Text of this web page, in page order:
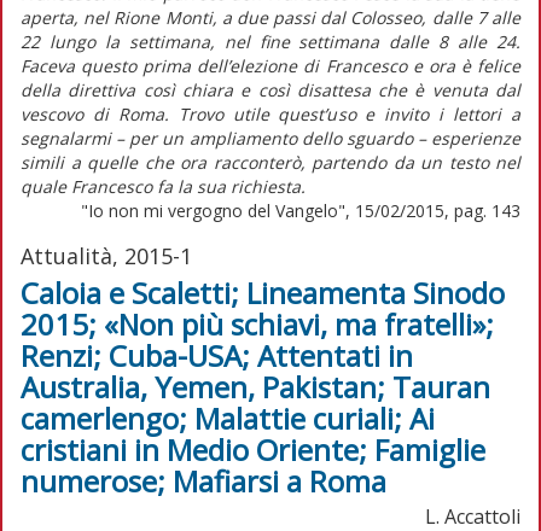
aperta, nel Rione Monti, a due passi dal Colosseo, dalle 7 alle
22 lungo la settimana, nel fine settimana dalle 8 alle 24.
Faceva questo prima dell’elezione di Francesco e ora è felice
della direttiva così chiara e così disattesa che è venuta dal
vescovo di Roma. Trovo utile quest’uso e invito i lettori a
segnalarmi – per un ampliamento dello sguardo – esperienze
simili a quelle che ora racconterò, partendo da un testo nel
quale Francesco fa la sua richiesta.
"Io non mi vergogno del Vangelo", 15/02/2015, pag. 143
Attualità, 2015-1
Caloia e Scaletti; Lineamenta Sinodo
2015; «Non più schiavi, ma fratelli»;
Renzi; Cuba-USA; Attentati in
Australia, Yemen, Pakistan; Tauran
camerlengo; Malattie curiali; Ai
cristiani in Medio Oriente; Famiglie
numerose; Mafiarsi a Roma
L. Accattoli